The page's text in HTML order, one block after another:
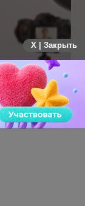
вошел в фазу
X | Закрыть